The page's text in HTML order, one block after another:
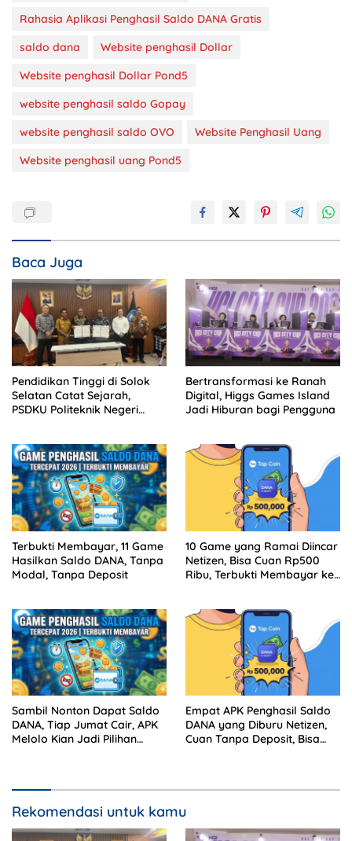
Rahasia Aplikasi Penghasil Saldo DANA Gratis
saldo dana
Website penghasil Dollar
Website penghasil Dollar Pond5
website penghasil saldo Gopay
website penghasil saldo OVO
Website Penghasil Uang
Website penghasil uang Pond5
Baca Juga
Pendidikan Tinggi di Solok
Selatan Catat Sejarah,
PSDKU Politeknik Negeri
Bertransformasi ke Ranah
Digital, Higgs Games Island
Jadi Hiburan bagi Pengguna
Terbukti Membayar, 11 Game
Hasilkan Saldo DANA, Tanpa
Modal, Tanpa Deposit
10 Game yang Ramai Diincar
Netizen, Bisa Cuan Rp500
Ribu, Terbukti Membayar ke
Sambil Nonton Dapat Saldo
DANA, Tiap Jumat Cair, APK
Melolo Kian Jadi Pilihan
Empat APK Penghasil Saldo
DANA yang Diburu Netizen,
Cuan Tanpa Deposit, Bisa
Rekomendasi untuk kamu